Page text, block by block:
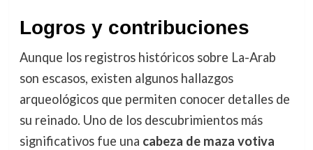
Logros y contribuciones
Aunque los registros históricos sobre La-Arab
son escasos, existen algunos hallazgos
arqueológicos que permiten conocer detalles de
su reinado. Uno de los descubrimientos más
significativos fue una cabeza de maza votiva